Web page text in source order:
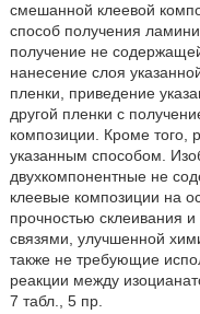
смешанной клеевой
способ получения
получение не
нанесение слоя
пленки, приведение
другой пленки с
композиции. Кроме того,
указанным способом.
двухкомпонентные не
клеевые композиции на
прочностью склеивания
связями, улучшенной
также не требующие
реакции между
7 табл., 5 пр.